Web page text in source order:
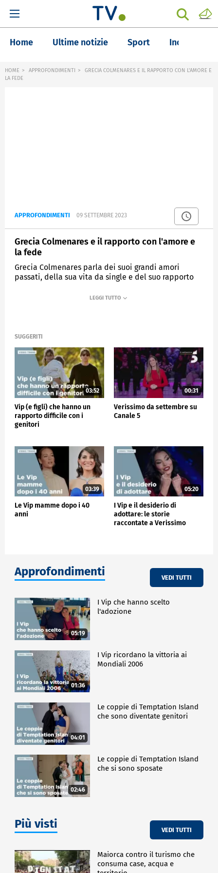
Home Ultime notizie Sport Inchieste
HOME APPROFONDIMENTI
GRECIA COLMENARES E IL RAPPORTO CON L'AMORE E
LA FEDE
APPROFONDIMENTI 09 SETTEMBRE 2023
Grecia Colmenares e il rapporto con l'amore e
la fede
Grecia Colmenares parla dei suoi grandi amori
passati, della sua vita da single e del suo rapporto
scelta di partecipare al "Grande Fratello"
SUGGERITI
03:52
Vip (e figli) che hanno un
rapporto difficile con i
genitori
00:31
Verissimo da settembre su
Canale 5
03:39
Le Vip mamme dopo i 40
anni
05:20
I Vip e il desiderio di
adottare: le storie
raccontate a Verissimo
Approfondimenti VEDI TUTTI
05:19
I Vip che hanno scelto
l'adozione
01:36
I Vip ricordano la vittoria ai
Mondiali 2006
04:01
Le coppie di Temptation Island
che sono diventate genitori
02:46
Le coppie di Temptation Island
che si sono sposate
Più visti VEDI TUTTI
Maiorca contro il turismo che
consuma case, acqua e